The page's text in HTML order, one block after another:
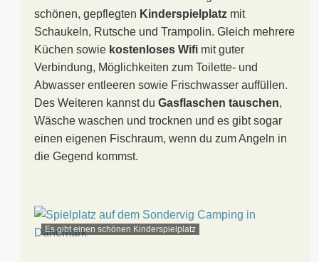
schönen, gepflegten Kinderspielplatz mit
Schaukeln, Rutsche und Trampolin. Gleich mehrere
Küchen sowie kostenloses Wifi mit guter
Verbindung, Möglichkeiten zum Toilette- und
Abwasser entleeren sowie Frischwasser auffüllen.
Des Weiteren kannst du Gasflaschen tauschen,
Wäsche waschen und trocknen und es gibt sogar
einen eigenen Fischraum, wenn du zum Angeln in
die Gegend kommst.
Es gibt einen schönen Kinderspielplatz